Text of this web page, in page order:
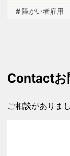
障がい者雇用
Contactお
ご相談がありま